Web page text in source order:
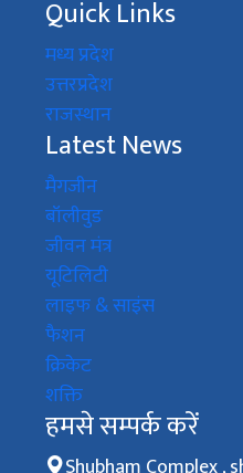
Quick Links
मध्य प्रदेश
उत्तरप्रदेश
राजस्थान
Latest News
मैगजीन
बॉलीवुड
जीवन मंत्र
यूटिलिटी
लाइफ & साइंस
फैशन
क्रिकेट
शक्ति
हमसे सम्पर्क करें